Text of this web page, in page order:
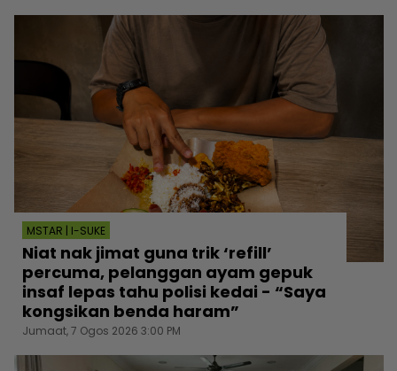
MSTAR | I-SUKE
Niat nak jimat guna trik ‘refill’
percuma, pelanggan ayam gepuk
insaf lepas tahu polisi kedai - “Saya
kongsikan benda haram”
Jumaat, 7 Ogos 2026 3:00 PM